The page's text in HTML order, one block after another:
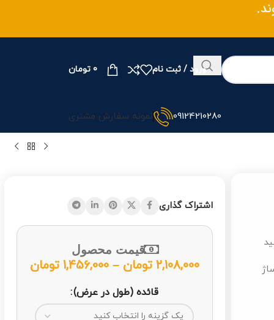
ورود / ثبت نام 0 تومان
09124210280 نمونه سفارش مشتری
اشتراک گذاری
قیمت محصول
2,108,000 تومان –
1,456,000 تومان
قائده (طول در عرض)